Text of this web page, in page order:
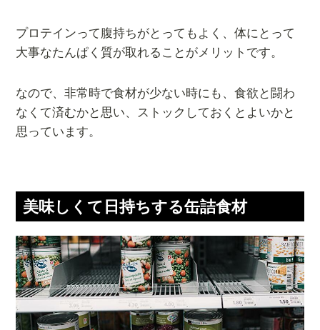
プロテインって腹持ちがとってもよく、体にとって
大事なたんぱく質が取れることがメリットです。
なので、非常時で食材が少ない時にも、食欲と闘わ
なくて済むかと思い、ストックしておくとよいかと
思っています。
美味しくて日持ちする缶詰食材